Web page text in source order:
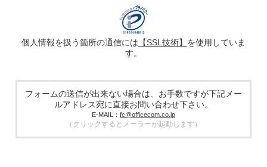
を、ハッシュ化などの適切なセキュリティ対策を施した上
で、広告配信サービス提供事業者に提供する場合がありま
す。提供した個人情報は、広告配信サービス提供事業者のプ
ライバシーポリシーに基づき取り扱われます。
5. 個人情報の取り扱い業務の委託
場合があります。その際、弊社は、個人情報を適切に保護で
きる管理体制を敷き実行していることを条件として委託先を
厳選したうえで、機密保持契約を委託先と締結し、お客様の
個人情報を厳密に管理させます。
個人情報を扱う箇所の通信には 【SSL技術】 を使用していま
す。
フォームの送信が出来ない場合は、お手数ですが下記メー
ルアドレス宛に直接お問い合わせ下さい。
E-MAIL： fc@officecom.co.jp
（クリックするとメーラーが起動します）